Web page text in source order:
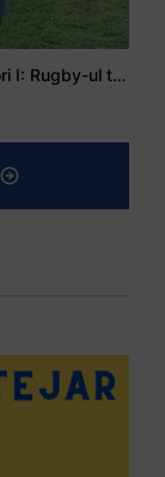
Mohamed Salhi, vicecampion național juniori I: Rugby-ul te învață să accepți și înfrângerile